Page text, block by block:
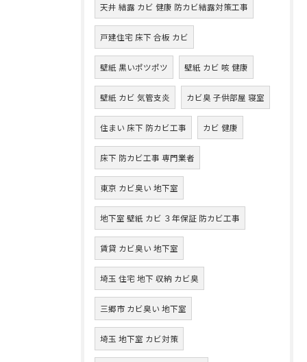
天井 結露 カビ 健康 防カビ結露対策工事
戸建住宅 床下 合板 カビ
壁紙 黒いポツポツ 壁紙 カビ 咳 健康
壁紙 カビ 気管支炎 カビ臭 子供部屋 寝室
住まい 床下 防カビ工事 カビ 健康
床下 防カビ工事 専門業者
東京 カビ臭い 地下室
地下室 壁紙 カビ ３年保証 防カビ工事
賃貸 カビ臭い 地下室
埼玉 住宅 地下 収納 カビ臭
三郷市 カビ臭い 地下室
埼玉 地下室 カビ対策